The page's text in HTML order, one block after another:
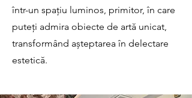
într-un spațiu luminos, primitor, în care
puteți admira obiecte de artă unicat,
transformând așteptarea în delectare
estetică.